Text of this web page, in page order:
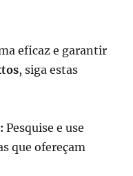
eficaz e garantir
, siga estas
Pesquise e use
que ofereçam